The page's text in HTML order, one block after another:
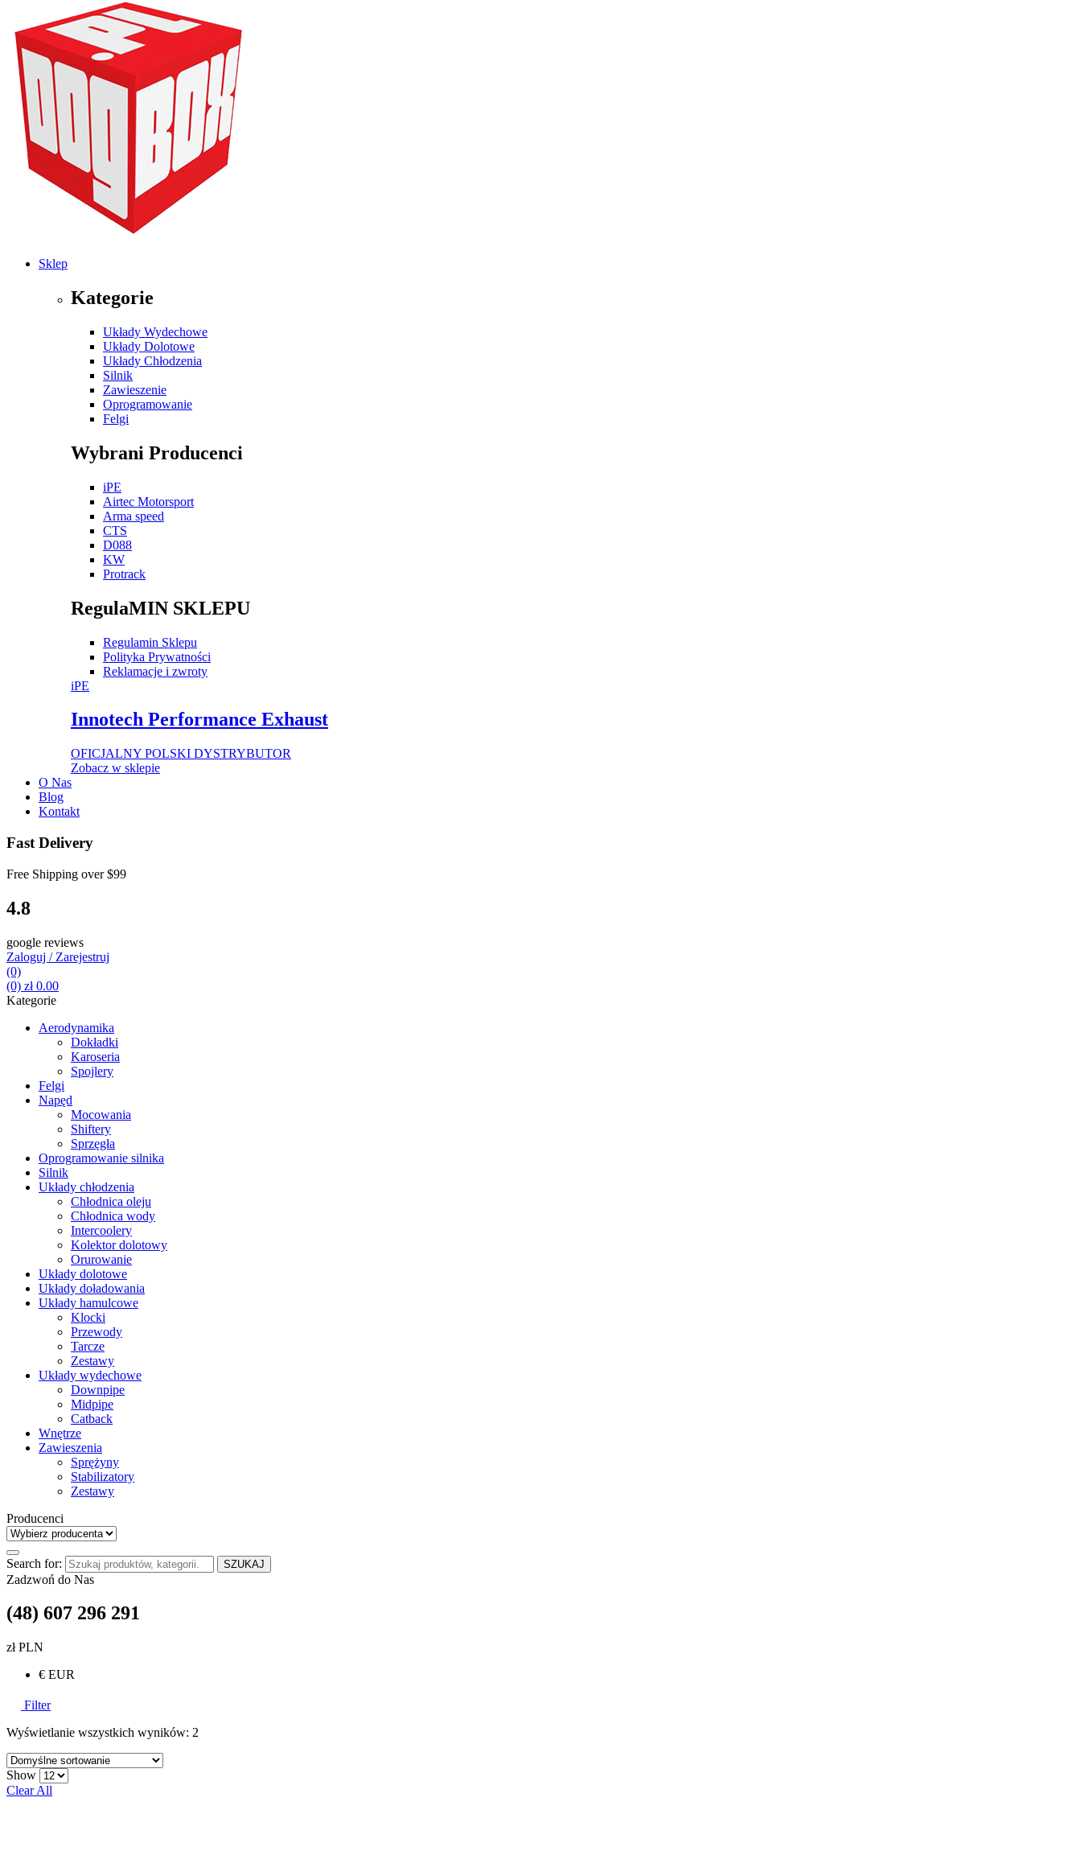
Sklep
Kategorie
Układy Wydechowe
Układy Dolotowe
Układy Chłodzenia
Silnik
Zawieszenie
Oprogramowanie
Felgi
Wybrani Producenci
iPE
Airtec Motorsport
Arma speed
CTS
D088
KW
Protrack
RegulaMIN SKLEPU
Regulamin Sklepu
Polityka Prywatności
Reklamacje i zwroty
iPE
Innotech Performance Exhaust
OFICJALNY POLSKI DYSTRYBUTOR
Zobacz w sklepie
O Nas
Blog
Kontakt
Fast Delivery
Free Shipping over$99
4.8
google reviews
Zaloguj / Zarejestruj
(0)
(0) zł0.00
Kategorie
Aerodynamika
Dokładki
Karoseria
Spojlery
Felgi
Napęd
Mocowania
Shiftery
Sprzęgła
Oprogramowanie silnika
Silnik
Układy chłodzenia
Chłodnica oleju
Chłodnica wody
Intercoolery
Kolektor dolotowy
Orurowanie
Układy dolotowe
Układy doładowania
Układy hamulcowe
Klocki
Przewody
Tarcze
Zestawy
Układy wydechowe
Downpipe
Midpipe
Catback
Wnętrze
Zawieszenia
Sprężyny
Stabilizatory
Zestawy
Producenci
Search for: SZUKAJ
Zadzwoń do Nas
(48) 607 296 291
zł PLN
€ EUR
Filter
Wyświetlanie wszystkich wyników: 2
Show
Clear All